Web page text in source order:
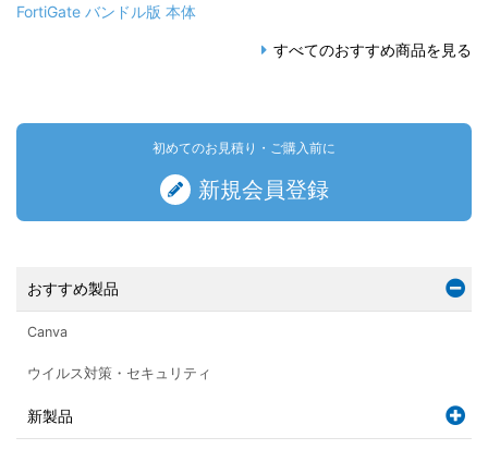
FortiGate バンドル版 本体
すべてのおすすめ商品を見る
初めてのお見積り・ご購入前に
新規会員登録
おすすめ製品
Canva
ウイルス対策・セキュリティ
新製品